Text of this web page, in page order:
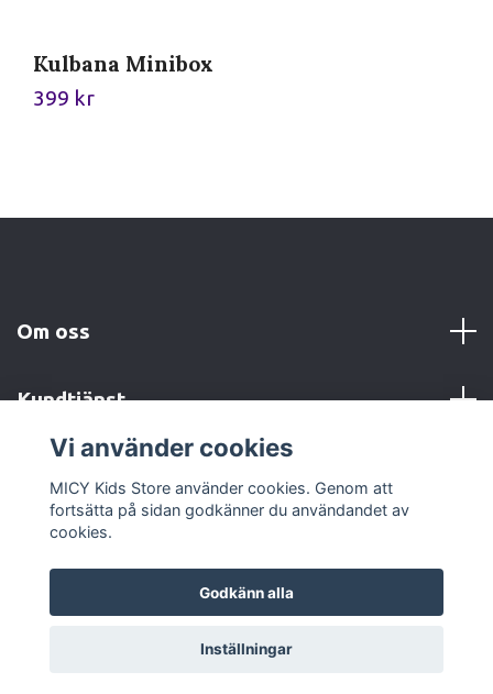
Kulbana Minibox
399 kr
Om oss
Kundtjänst
Sociala medier
© 2026 MICY Kids Store Powered by Quickbutik
Vi använder cookies
MICY Kids Store använder cookies. Genom att
fortsätta på sidan godkänner du användandet av
cookies.
Godkänn alla
Inställningar